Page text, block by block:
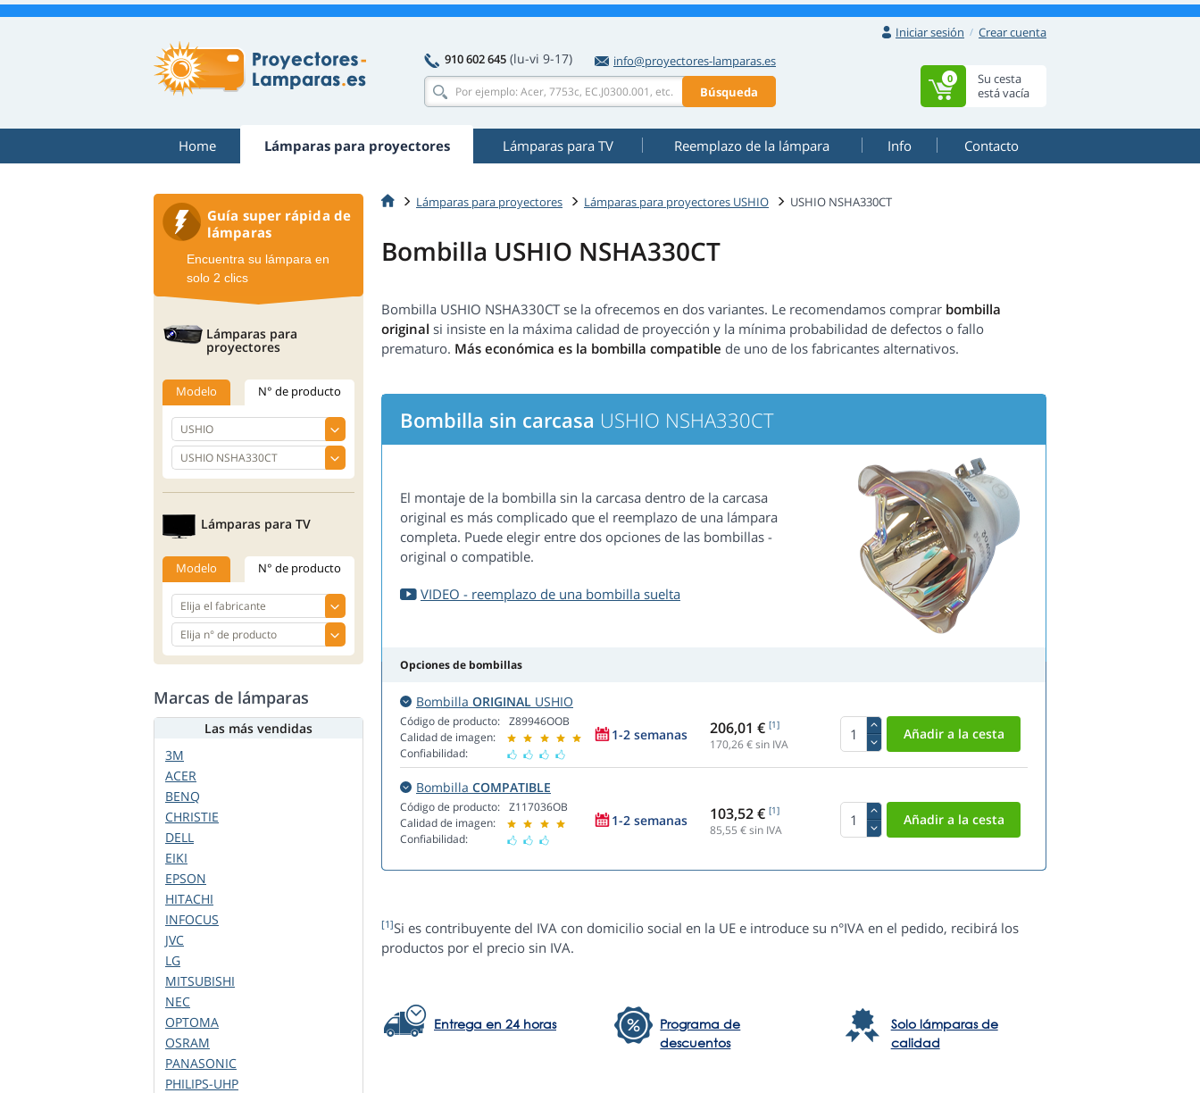
Iniciar sesión
Crear cuenta
910 602 645 (lu-vi 9-17)
info@proyectores-lamparas.es
Búsqueda
Su cesta
está vacía
0
Home Lámparas para proyectores Lámparas para TV Reemplazo de la lámpara Info Contacto
Lámparas para proyectores Lámparas para proyectores USHIO USHIO NSHA330CT
Bombilla USHIO NSHA330CT
Bombilla USHIO NSHA330CT se la ofrecemos en dos variantes. Le recomendamos comprar bombilla
original si insiste en la máxima calidad de proyección y la mínima probabilidad de defectos o fallo
prematuro. Más económica es la bombilla compatible de uno de los fabricantes alternativos.
Bombilla sin carcasa USHIO NSHA330CT
El montaje de la bombilla sin la carcasa dentro de la carcasa
original es más complicado que el reemplazo de una lámpara
completa. Puede elegir entre dos opciones de las bombillas -
original o compatible.
VIDEO - reemplazo de una bombilla suelta
Opciones de bombillas
Bombilla ORIGINAL USHIO
Código de producto:
Calidad de imagen:
Confiabilidad:
Z89946OOB
1-2 semanas 206,01 € [1]
170,26€ sin IVA
Bombilla COMPATIBLE
Código de producto:
Calidad de imagen:
Confiabilidad:
Z117036OB
1-2 semanas 103,52 € [1]
85,55 € sin IVA
[1]Si es contribuyente del IVA con domicilio social en la UE e introduce su n°IVA en el pedido, recibirá los
productos por el precio sin IVA.
Entrega en 24 horas
Programa de
descuentos
Solo lámparas de
calidad
Guía super rápida de
lámparas
Encuentra su lámpara en
solo 2 clics
Lámparas para
proyectores
Modelo N° de producto
Lámparas para TV
Modelo N° de producto
Marcas de lámparas
Las más vendidas
3M
ACER
BENQ
CHRISTIE
DELL
EIKI
EPSON
HITACHI
INFOCUS
JVC
LG
MITSUBISHI
NEC
OPTOMA
OSRAM
PANASONIC
PHILIPS-UHP